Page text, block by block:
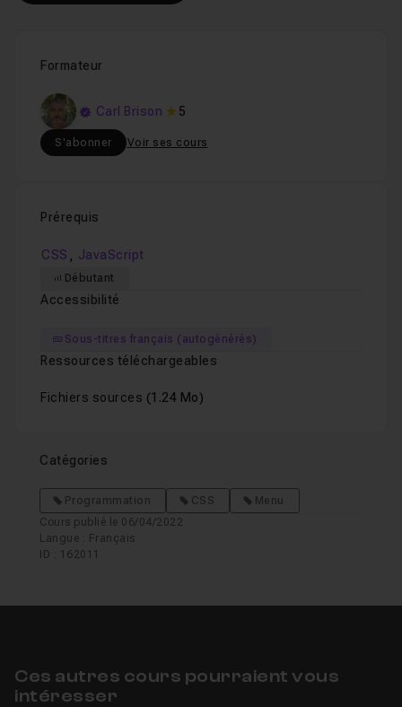
Formateur
Carl Brison 5
S'abonner Voir ses cours
Prérequis
CSS , JavaScript
Débutant
Accessibilité
Sous-titres français (autogénérés)
Ressources téléchargeables
Fichiers sources (1.24 Mo)
Catégories
Programmation CSS
Menu
Cours publié le 06/04/2022
Langue : Français
ID : 162011
Ces autres cours pourraient vous
intéresser